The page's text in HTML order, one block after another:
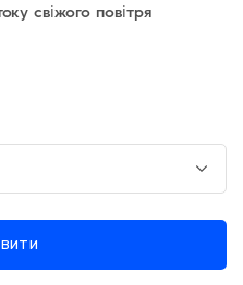
свіжого повітря